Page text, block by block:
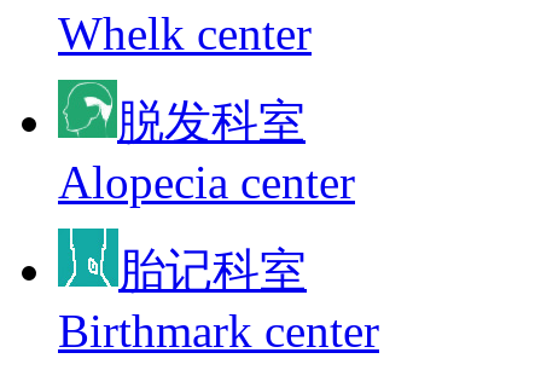
Whelk center
脱发科室
Alopecia center
胎记科室
Birthmark center